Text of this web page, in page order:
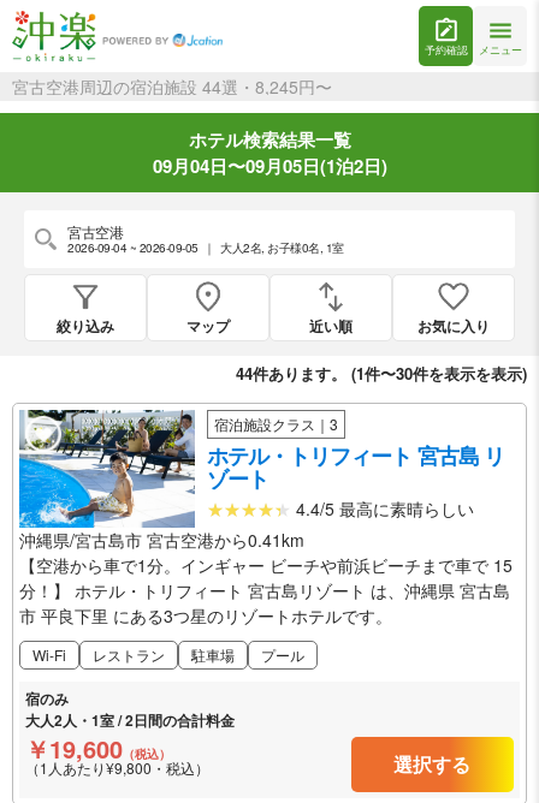
予約確認 メニュー
宮古空港周辺の宿泊施設 44選・8,245円〜
ホテル検索結果一覧
09月04日〜09月05日(1泊2日)
宮古空港
2026-09-04 ~ 2026-09-05 ｜ 大人2名, お子様0名, 1室
絞り込み マップ 近い順 お気に入り
44件あります。 (1件〜30件を表示を表示)
宿泊施設クラス｜3
ホテル・トリフィート 宮古島 リ
ゾート
4.4/5 最高に素晴らしい
沖縄県/宮古島市 宮古空港から0.41km
【空港から車で1分。インギャー ビーチや前浜ビーチまで車で 15
分！】 ホテル・トリフィート 宮古島リゾート は、沖縄県 宮古島
市 平良下里 にある3つ星のリゾートホテルです。
Wi-Fi レストラン 駐車場 プール
宿のみ
大人2人・1室 / 2日間の合計料金
￥19,600 （税込）
（1人あたり¥9,800・税込） 選択する